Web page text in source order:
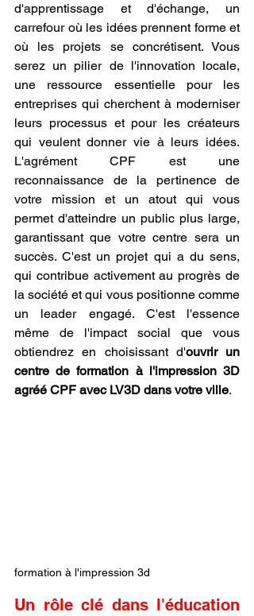
d'apprentissage et d'échange, un
carrefour où les idées prennent forme et
où les projets se concrétisent. Vous
serez un pilier de l'innovation locale,
une ressource essentielle pour les
entreprises qui cherchent à moderniser
leurs processus et pour les créateurs
qui veulent donner vie à leurs idées.
L'agrément CPF est une
reconnaissance de la pertinence de
votre mission et un atout qui vous
permet d'atteindre un public plus large,
garantissant que votre centre sera un
succès. C'est un projet qui a du sens,
qui contribue activement au progrès de
la société et qui vous positionne comme
un leader engagé. C'est l'essence
même de l'impact social que vous
obtiendrez en choisissant d'ouvrir un
centre de formation à l'impression 3D
agréé CPF avec LV3D dans votre ville.
formation à l'impression 3d
Un rôle clé dans l'éducation